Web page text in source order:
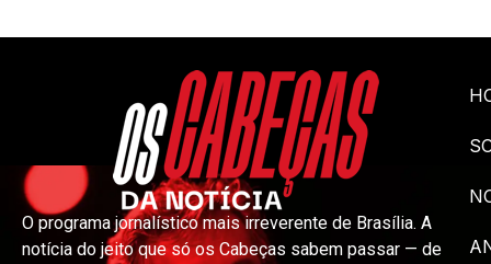
O programa jornalístico mais irreverente de Brasília. A
notícia do jeito que só os Cabeças sabem passar — de